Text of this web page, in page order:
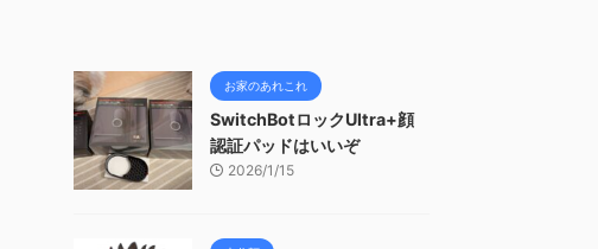
お家のあれこれ
SwitchBotロックUltra+顔
認証パッドはいいぞ
2026/1/15